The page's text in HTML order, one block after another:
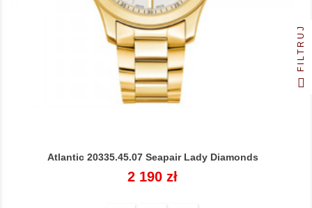
Atlantic 20335.45.07 Seapair Lady Diamonds
Cena
2 190 zł
FILTRUJ